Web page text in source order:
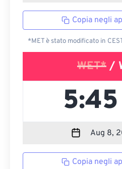
Copia negli
*MET è stato modificato in
WET* /
Copia negli